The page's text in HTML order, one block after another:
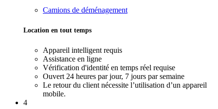
Camions de déménagement
Location en tout temps
Appareil intelligent requis
Assistance en ligne
Vérification d'identité en temps réel requise
Ouvert 24 heures par jour, 7 jours par semaine
Le retour du client nécessite l’utilisation d’un appareil
mobile.
4